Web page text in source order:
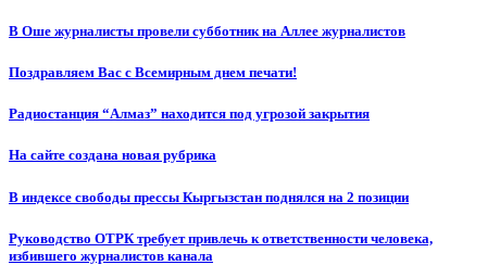
В Оше журналисты провели субботник на Аллее журналистов
Поздравляем Вас с Всемирным днем печати!
Радиостанция “Алмаз” находится под угрозой закрытия
На сайте создана новая рубрика
В индексе свободы прессы Кыргызстан поднялся на 2 позиции
Руководство ОТРК требует привлечь к ответственности человека,
избившего журналистов канала